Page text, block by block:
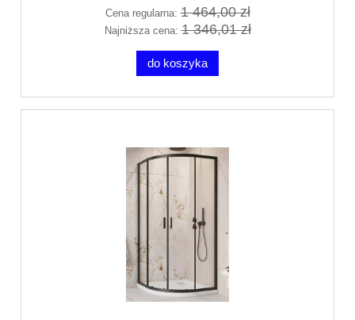
Cena regularna:1 464,00 zł
Najniższa cena:1 346,01 zł
do koszyka